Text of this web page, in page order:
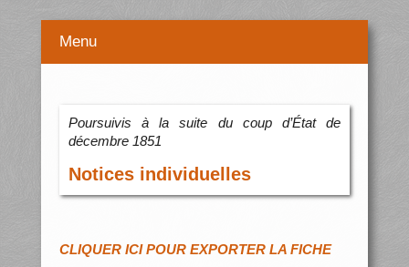
Menu
Poursuivis à la suite du coup d’État de
décembre 1851
Notices individuelles
CLIQUER ICI POUR EXPORTER LA FICHE